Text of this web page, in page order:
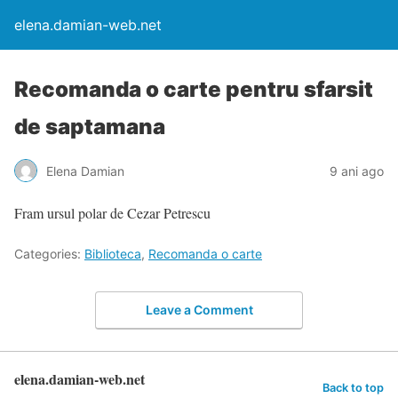
elena.damian-web.net
Recomanda o carte pentru sfarsit
de saptamana
Elena Damian 9 ani ago
Fram ursul polar de Cezar Petrescu
Categories: Biblioteca, Recomanda o carte
Leave a Comment
elena.damian-web.net Back to top